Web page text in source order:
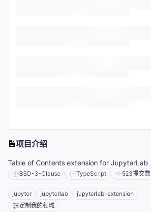
项目介绍
Table of Contents extension for JupyterLab
BSD-3-Clause TypeScript 523提交数
jupyter jupyterlab
jupyterlab-extension
定制我的领域